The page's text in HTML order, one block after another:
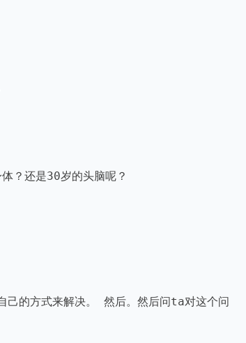
？还是30岁的头脑呢？
的方式来解决。 然后。然后问ta对这个问